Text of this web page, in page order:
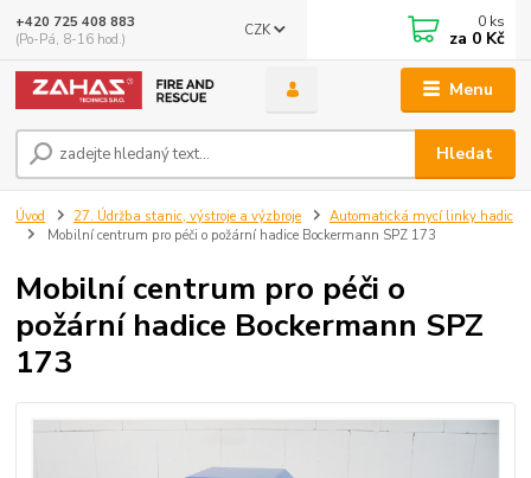
Menu
CZK
Hledat
+420 725 408 883
(Po-Pá, 8-16 hod.)
0 ks
za 0 Kč
Úvod 27. Údržba stanic, výstroje a výzbroje
Automatická mycí linky hadic
Mobilní centrum pro péči o požární hadice Bockermann SPZ 173
Mobilní centrum pro péči o
požární hadice Bockermann SPZ
173